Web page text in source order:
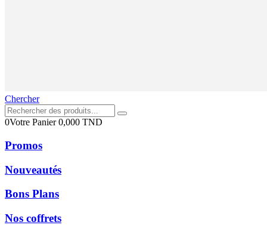
Chercher
0Votre Panier0,000 TND
Promos
Nouveautés
Bons Plans
Nos coffrets